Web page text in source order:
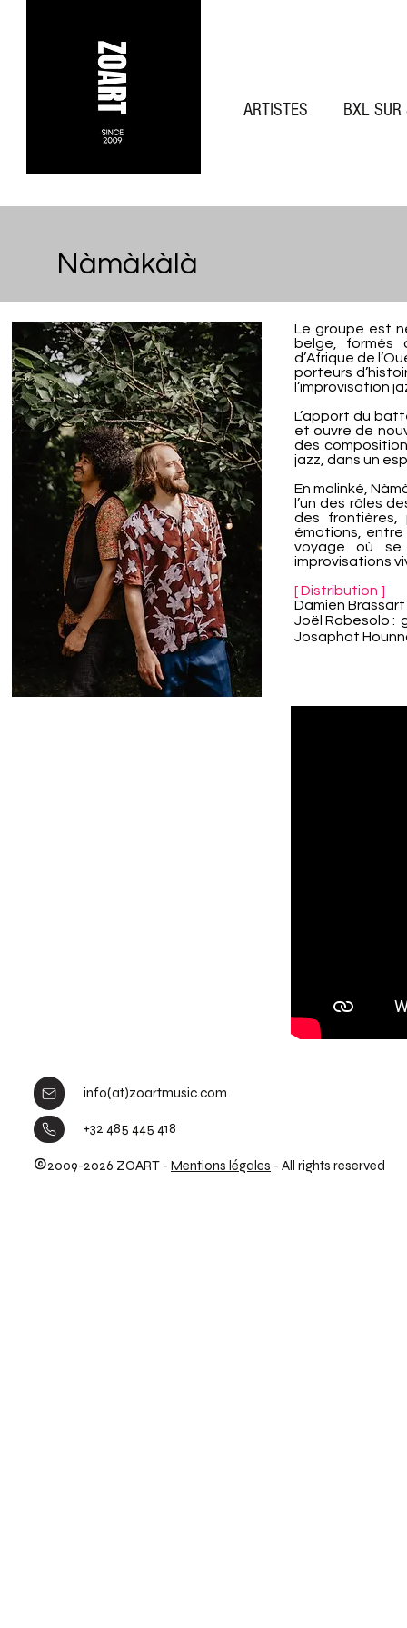
ARTISTES BXL SUR
Nàmàkàlà
Le groupe est
belge, formés
d’Afrique de
porteurs
l’improvisation
L’apport du
et ouvre de
des
jazz, dans un
En malinké,
l’un des rôles
des
émotions,
voyage où se
improvisations
[ Distribution ]
Damien
Joël Rabesolo :
Josaphat
info(at)zoartmusic.com
+32 485 445 418
©2009-2026 ZOART - Mentions légales - All rights reserved